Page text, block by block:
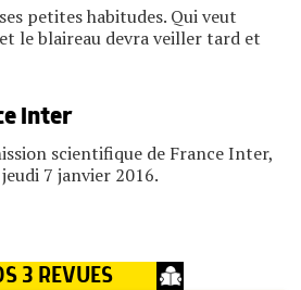
petites habitudes. Qui veut
le blaireau devra veiller tard et
Inter
scientifique de France Inter,
7 janvier 2016.
3 REVUES